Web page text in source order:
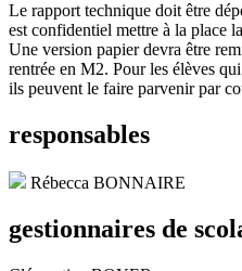
Le rapport technique doit être
est confidentiel mettre à la place
Une version papier devra être
rentrée en M2. Pour les élèves
ils peuvent le faire parvenir par
responsables
Rébecca BONNAIRE
gestionnaires de